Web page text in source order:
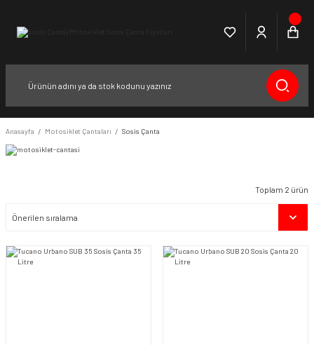
Anasayfa Motosiklet Çantaları Sosis Çanta
Toplam 2 ürün